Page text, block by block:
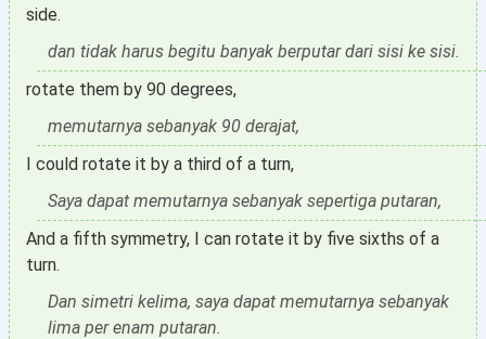
side.
dan tidak harus begitu banyak berputar dari sisi ke sisi.
rotate them by 90 degrees,
memutarnya sebanyak 90 derajat,
I could rotate it by a third of a turn,
Saya dapat memutarnya sebanyak sepertiga putaran,
And a fifth symmetry, I can rotate it by five sixths of a
turn.
Dan simetri kelima, saya dapat memutarnya sebanyak
lima per enam putaran.